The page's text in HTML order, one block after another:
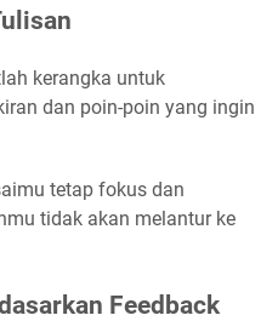
kerangka untuk
dan poin-poin yang ingin
tetap fokus dan
tidak akan melantur ke
Feedback